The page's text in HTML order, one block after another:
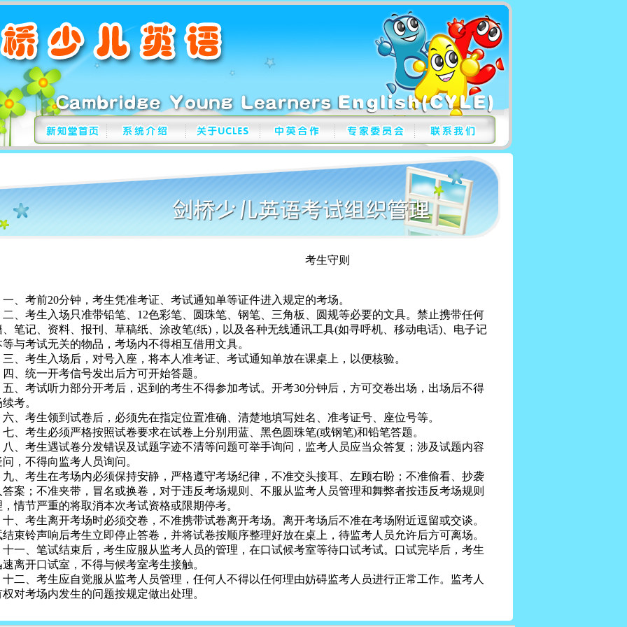
生守则
考前20分钟，考生凭准考证、考试通知单等证件进入规定的考场。
考生入场只准带铅笔、12色彩笔、圆珠笔、钢笔、三角板、圆规等必要的文具。禁止携带任何
、笔记、资料、报刊、草稿纸、涂改笔(纸)，以及各种无线通讯工具(如寻呼机、移动电话)、电子记
与考试无关的物品，考场内不得相互借用文具。
考生入场后，对号入座，将本人准考证、考试通知单放在课桌上，以便核验。
统一开考信号发出后方可开始答题。
考试听力部分开考后，迟到的考生不得参加考试。开考30分钟后，方可交卷出场，出场后不得
考。
考生领到试卷后，必须先在指定位置准确、清楚地填写姓名、准考证号、座位号等。
考生必须严格按照试卷要求在试卷上分别用蓝、黑色圆珠笔(或钢笔)和铅笔答题。
考生遇试卷分发错误及试题字迹不清等问题可举手询问，监考人员应当众答复；涉及试题内容
，不得向监考人员询问。
考生在考场内必须保持安静，严格遵守考场纪律，不准交头接耳、左顾右盼；不准偷看、抄袭
答案；不准夹带，冒名或换卷，对于违反考场规则、不服从监考人员管理和舞弊者按违反考场规则
情节严重的将取消本次考试资格或限期停考。
考生离开考场时必须交卷，不准携带试卷离开考场。离开考场后不准在考场附近逗留或交谈。
束铃声响后考生立即停止答卷，并将试卷按顺序整理好放在桌上，待监考人员允许后方可离场。
、笔试结束后，考生应服从监考人员的管理，在口试候考室等待口试考试。口试完毕后，考生
离开口试室，不得与候考室考生接触。
、考生应自觉服从监考人员管理，任何人不得以任何理由妨碍监考人员进行正常工作。监考人
对考场内发生的问题按规定做出处理。